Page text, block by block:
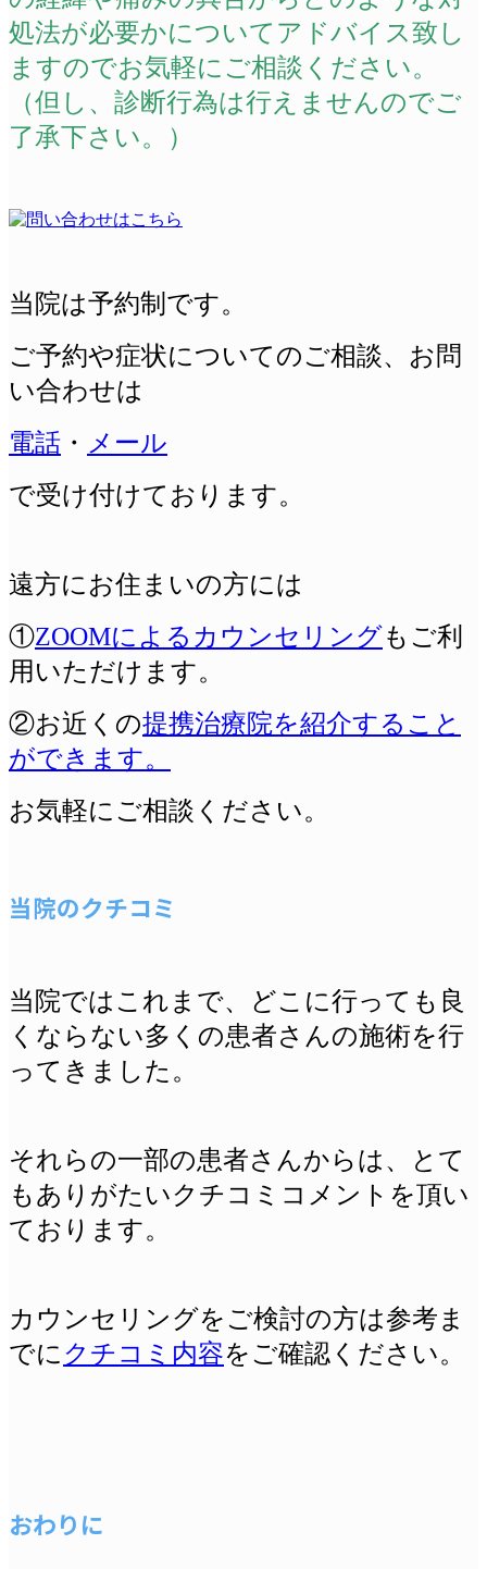
処法が必要かについてアドバイス致し
ますのでお気軽にご相談ください。
（但し、診断行為は行えませんのでご
了承下さい。）
当院は予約制です。
ご予約や症状についてのご相談、 お問
い合わせは
電話 ・ メール
で受け付けております。
遠方にお住まいの方には
①ZOOMによるカウンセリングもご利
用いただけます。
②お近くの提携治療院を紹介すること
ができます。
お気軽にご相談ください。
当院のクチコミ
当院ではこれまで、どこに行っても良
くならない多くの患者さんの施術を行
ってきました。
それらの一部の患者さんからは、とて
もありがたいクチコミコメントを頂い
ております。
カウンセリングをご検討の方は参考ま
でに クチコミ内容をご確認ください。
おわりに